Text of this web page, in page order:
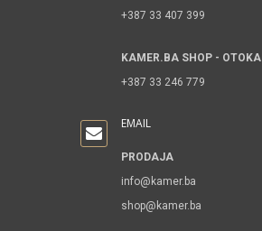
+387 33 407 399
KAMER.BA SHOP - OTOKA
+387 33 246 779
EMAIL
PRODAJA
info@kamer.ba
shop@kamer.ba